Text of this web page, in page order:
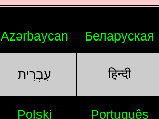
Azərbaycan Беларуская
עִבְרִית हिन्दी
Polski Português